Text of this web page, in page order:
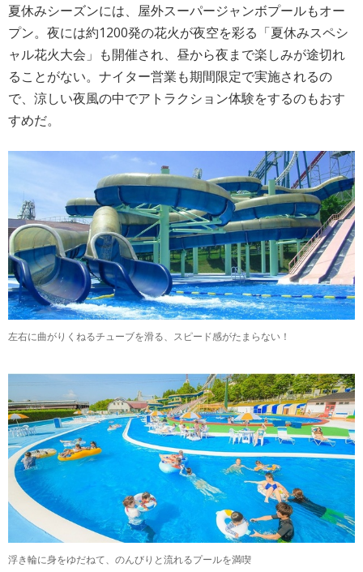
夏休みシーズンには、屋外スーパージャンボプールもオー
プン。夜には約1200発の花火が夜空を彩る「夏休みスペシ
ャル花火大会」も開催され、昼から夜まで楽しみが途切れ
ることがない。ナイター営業も期間限定で実施されるの
で、涼しい夜風の中でアトラクション体験をするのもおす
すめだ。
左右に曲がりくねるチューブを滑る、スピード感がたまらない！
浮き輪に身をゆだねて、のんびりと流れるプールを満喫